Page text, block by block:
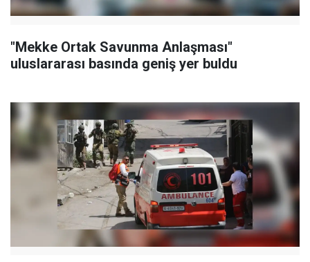
"Mekke Ortak Savunma Anlaşması"
uluslararası basında geniş yer buldu